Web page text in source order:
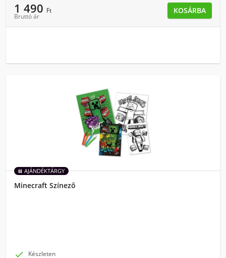
1 490 Ft
Bruttó ár
KOSÁRBA
AJÁNDÉKTÁRGY
Minecraft Színező
 Készleten